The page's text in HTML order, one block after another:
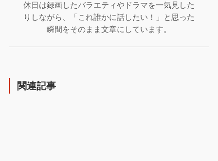
休日は録画したバラエティやドラマを一気見した
りしながら、「これ誰かに話したい！」と思った
瞬間をそのまま文章にしています。
関連記事